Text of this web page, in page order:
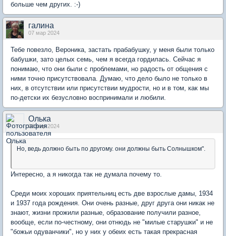
больше чем других. :-)
галина
07 мар 2024
Тебе повезло, Вероника, застать прабабушку, у меня были только
бабушки, зато целых семь, чем я всегда гордилась. Сейчас я
понимаю, что они были с проблемами, но радость от общения с
ними точно присутствовала. Думаю, что дело было не только в
них, в отсутствии или присутствии мудрости, но и в том, как мы
по-детски их безусловно воспринимали и любили.
Олька
08 мар 2024
Но, ведь должно быть по другому. они должны быть Солнышком".
Интересно, а я никогда так не думала почему то.
Среди моих хороших приятельниц есть две взрослые дамы, 1934
и 1937 года рождения. Они очень разные, друг друга они никак не
знают, жизни прожили разные, образование получили разное,
вообще, если по-честному, они отнюдь не "милые старушки" и не
"божьи одуванчики", но у них у обеих есть такая прекрасная